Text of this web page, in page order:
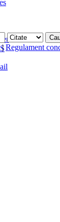
|Regulament